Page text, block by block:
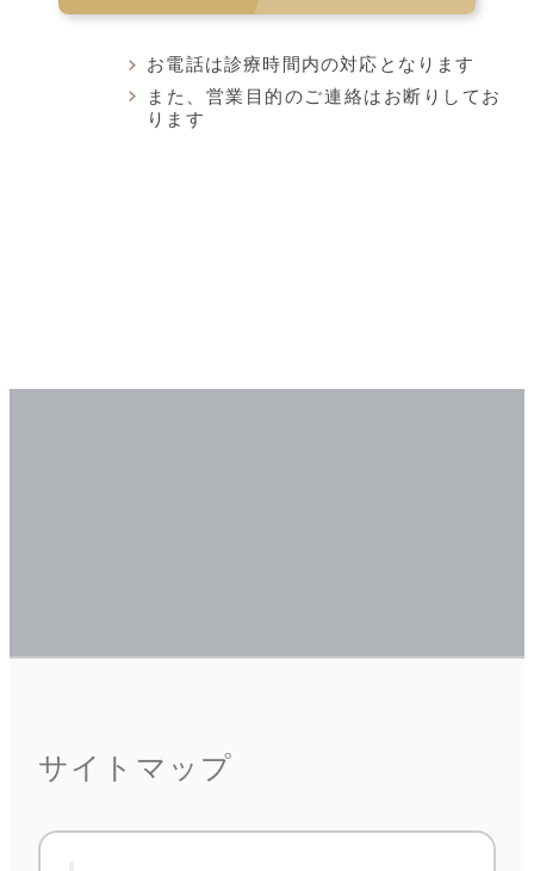
お電話は診療時間内の対応となります
また、営業目的のご連絡はお断りしてお
ります
サイトマップ